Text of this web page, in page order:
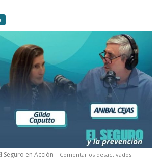
cobro
y
la
atención
al
cliente
seguros
Seguro en Acción Comentarios desactivadosen